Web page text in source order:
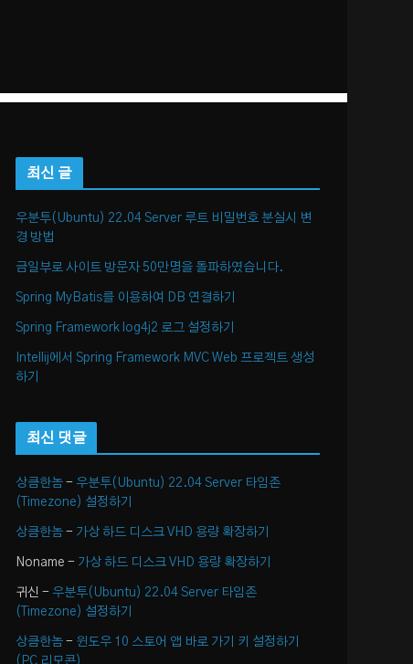
최신 글
우분투(Ubuntu) 22.04 Server 루트 비밀번호 분실시 변
경 방법
금일부로 사이트 방문자 50만명을 돌파하였습니다.
Spring MyBatis를 이용하여 DB 연결하기
Spring Framework log4j2 로그 설정하기
Intellij에서 Spring Framework MVC Web 프로젝트 생성
하기
최신 댓글
상큼한놈 - 우분투(Ubuntu) 22.04 Server 타임존
(Timezone) 설정하기
상큼한놈 - 가상 하드 디스크 VHD 용량 확장하기
Noname - 가상 하드 디스크 VHD 용량 확장하기
귀신 - 우분투(Ubuntu) 22.04 Server 타임존
(Timezone) 설정하기
상큼한놈 - 윈도우 10 스토어 앱 바로 가기 키 설정하기
(PC 리모콘)